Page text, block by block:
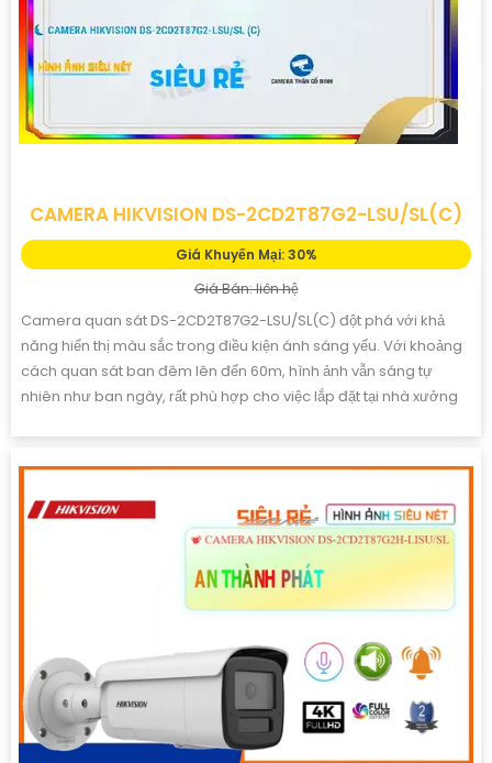
CAMERA HIKVISION DS-2CD2T87G2-LSU/SL(C)
Giá Khuyến Mại: 30%
Giá Bán: liên hệ
Camera quan sát DS-2CD2T87G2-LSU/SL(C) đột phá với khả
năng hiển thị màu sắc trong điều kiện ánh sáng yếu. Với khoảng
cách quan sát ban đêm lên đến 60m, hình ảnh vẫn sáng tự
nhiên như ban ngày, rất phù hợp cho việc lắp đặt tại nhà xưởng